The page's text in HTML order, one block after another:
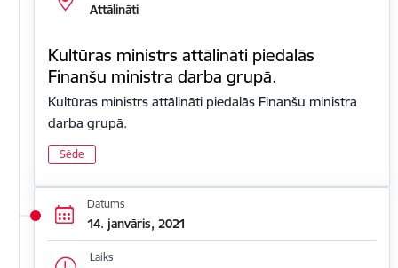
Attālināti
Kultūras ministrs attālināti piedalās
Finanšu ministra darba grupā.
Kultūras ministrs attālināti piedalās Finanšu ministra
darba grupā.
Sēde
Datums
14. janvāris, 2021
Laiks